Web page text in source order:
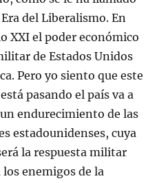
del Liberalismo. En
XXI el poder económico
de Estados Unidos
Pero yo siento que este
pasando el país va a
endurecimiento de las
estadounidenses, cuya
la respuesta militar
los enemigos de la